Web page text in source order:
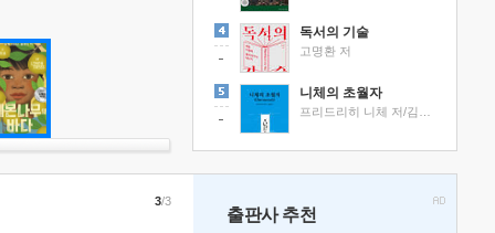
독서의 기술
고명환 저
니체의 초월자
3/3
출판사 추천